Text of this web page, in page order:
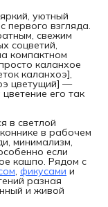
уютный
первого взгляда.
свежим
соцветий,
компактном
каланхое
каланхоэ],
цветущий] —
его так
в светлой
в рабочем
минимализм,
если
кашпо. Рядом с
фикусами и
разная
и живой